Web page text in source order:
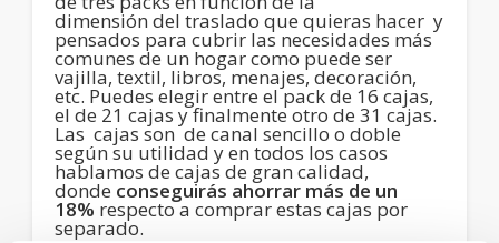
dimensión del traslado que quieras hacer y
pensados para cubrir las necesidades más
comunes de un hogar como puede ser
vajilla, textil, libros, menajes, decoración,
etc. Puedes elegir entre el pack de 16 cajas,
el de 21 cajas y finalmente otro de 31 cajas.
Las cajas son de canal sencillo o doble
según su utilidad y en todos los casos
hablamos de cajas de gran calidad,
donde conseguirás ahorrar más de un
18% respecto a comprar estas cajas por
separado.